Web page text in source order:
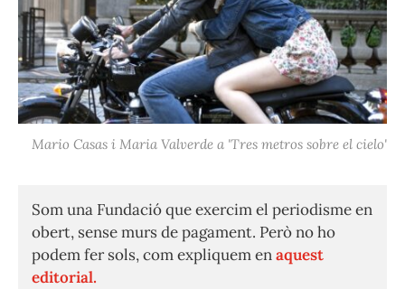
Mario Casas i Maria Valverde a 'Tres metros sobre el cielo'
Som una Fundació que exercim el periodisme en
obert, sense murs de pagament. Però no ho
podem fer sols, com expliquem enaquest
editorial.